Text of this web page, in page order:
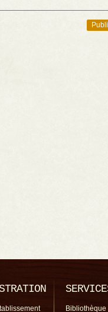
Bibliothèque